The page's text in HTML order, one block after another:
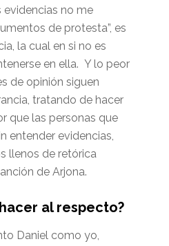
evidencias no me
de protesta”, es
la cual en si no es
en ella. Y lo peor
de opinión siguen
tratando de hacer
que las personas que
entender evidencias,
llenos de retórica
de Arjona.
al respecto?
Daniel como yo,